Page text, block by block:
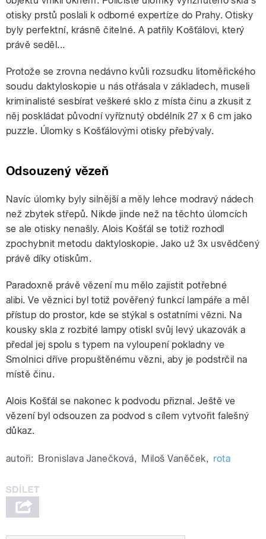
otisky prstů poslali k odborné expertíze do Prahy. Otisky
byly perfektní, krásně čitelné. A patřily Košťálovi, který
právě seděl...
Protože se zrovna nedávno kvůli rozsudku litoměřického
soudu daktyloskopie u nás otřásala v základech, museli
kriminalisté sesbírat veškeré sklo z místa činu a zkusit z
něj poskládat původní vyříznutý obdélník 27 x 6 cm jako
puzzle. Úlomky s Košťálovými otisky přebývaly.
Odsouzený vězeň
Navíc úlomky byly silnější a měly lehce modravý nádech
než zbytek střepů. Nikde jinde než na těchto úlomcích
se ale otisky nenašly. Alois Košťál se totiž rozhodl
zpochybnit metodu daktyloskopie. Jako už 3x usvědčený
právě díky otiskům.
Paradoxně právě vězení mu mělo zajistit potřebné
alibi. Ve věznici byl totiž pověřený funkcí lampáře a měl
přístup do prostor, kde se stýkal s ostatními vězni. Na
kousky skla z rozbité lampy otiskl svůj levý ukazovák a
předal jej spolu s typem na vyloupení pokladny ve
Smolnici dříve propuštěnému vězni, aby je podstrčil na
místě činu.
Alois Košťál se nakonec k podvodu přiznal. Ještě ve
vězení byl odsouzen za podvod s cílem vytvořit falešný
důkaz.
autoři: Bronislava Janečková, Miloš Vaněček, rota